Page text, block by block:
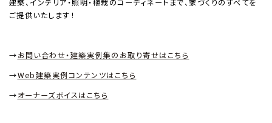
ご提供いたします！
→お問い合わせ・建築実例集のお取り寄せはこちら
→Web建築実例コンテンツはこちら
→オーナーズボイスはこちら